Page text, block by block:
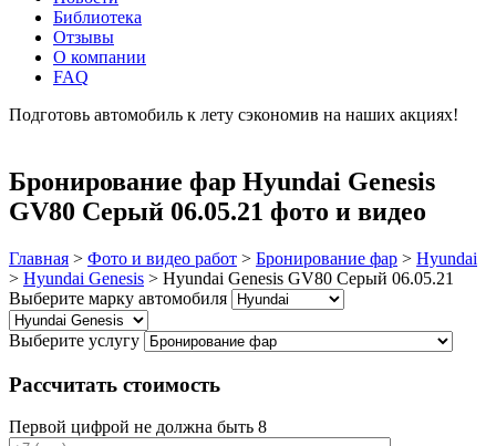
Библиотека
Отзывы
О компании
FAQ
Подготовь автомобиль к лету сэкономив на наших акциях!
Бронирование фар Hyundai Genesis
GV80 Серый 06.05.21 фото и видео
Главная > Фото и видео работ > Бронирование фар > Hyundai
> Hyundai Genesis > Hyundai Genesis GV80 Серый 06.05.21
Выберите марку автомобиля
Выберите услугу
Рассчитать стоимость
Первой цифрой не должна быть 8